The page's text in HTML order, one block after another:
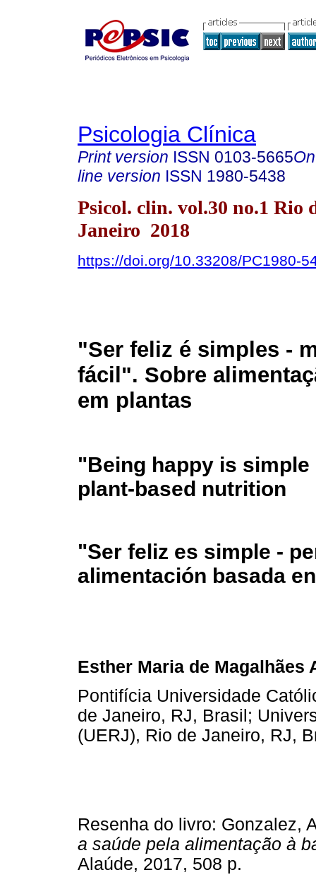
Psicologia Clínica
Print version ISSN 0103-5665
line version ISSN 1980-5438
Psicol. clin. vol.30 no.1 Rio
Janeiro 2018
https://doi.org/10.33208/PC1980-
"Ser feliz é simples -
fácil". Sobre
em plantas
"Being happy is
plant-based nutrition
"Ser feliz es simple -
alimentación basada
Esther Maria de Magalhães
Pontifícia Universidade
de Janeiro, RJ, Brasil;
(UERJ), Rio de Janeiro, RJ,
Resenha do livro: Gonzalez,
a saúde pela alimentação à
Alaúde, 2017, 508 p.